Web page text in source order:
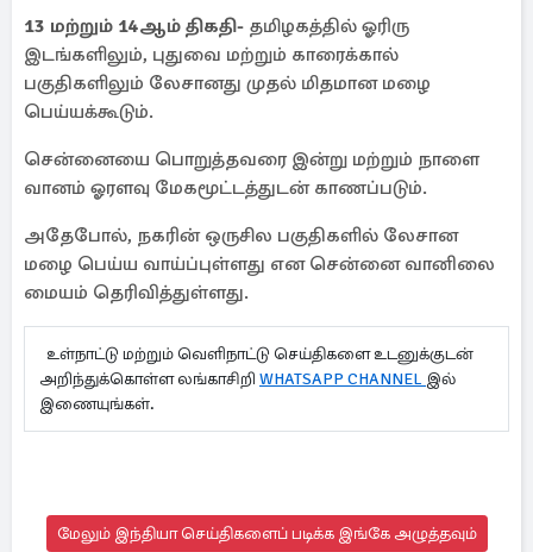
13 மற்றும் 14ஆம் திகதி- தமிழகத்தில் ஓரிரு
இடங்களிலும், புதுவை மற்றும் காரைக்கால்
பகுதிகளிலும் லேசானது முதல் மிதமான மழை
பெய்யக்கூடும்.
சென்னையை பொறுத்தவரை இன்று மற்றும் நாளை
வானம் ஓரளவு மேகமூட்டத்துடன் காணப்படும்.
அதேபோல், நகரின் ஒருசில பகுதிகளில் லேசான
மழை பெய்ய வாய்ப்புள்ளது என சென்னை வானிலை
மையம் தெரிவித்துள்ளது.
உள்நாட்டு மற்றும் வெளிநாட்டு செய்திகளை உடனுக்குடன்
அறிந்துக்கொள்ள லங்காசிறி WHATSAPP CHANNEL இல்
இணையுங்கள்.
மேலும் இந்தியா செய்திகளைப் படிக்க இங்கே அழுத்தவும்